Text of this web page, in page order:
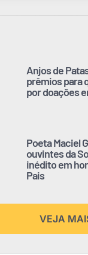
Anjos de
prêmios para
por doações
Poeta Maciel
ouvintes da
inédito em
Pais
VEJA